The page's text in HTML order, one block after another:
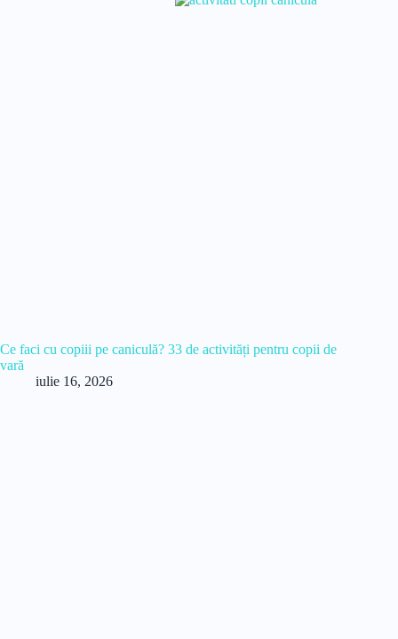
Ce faci cu copiii pe caniculă? 33 de activități pentru copii de
vară
iulie 16, 2026